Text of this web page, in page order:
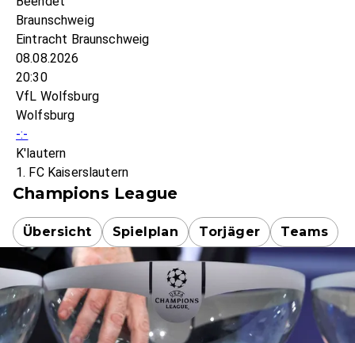
Braunschweig
Eintracht Braunschweig
08.08.2026
20:30
VfL Wolfsburg
Wolfsburg
-:-
K'lautern
1. FC Kaiserslautern
Champions League
Übersicht Spielplan Torjäger Teams